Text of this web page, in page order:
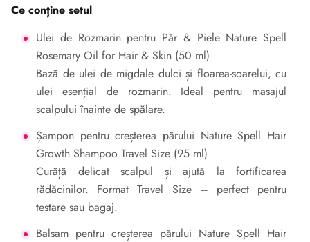
Ce conține setul
Ulei de Rozmarin pentru Păr & Piele Nature Spell
Rosemary Oil for Hair & Skin (50 ml)
Bază de ulei de migdale dulci și floarea-soarelui, cu
ulei esențial de rozmarin. Ideal pentru masajul
scalpului înainte de spălare.
Șampon pentru creșterea părului Nature Spell Hair
Growth Shampoo Travel Size (95 ml)
Curăță delicat scalpul și ajută la fortificarea
rădăcinilor. Format Travel Size – perfect pentru
testare sau bagaj.
Balsam pentru creșterea părului Nature Spell Hair